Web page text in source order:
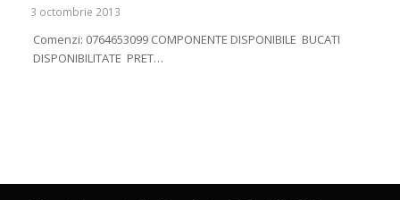
3 octombrie 2013
Comenzi: 0764653099 COMPONENTE DISPONIBILE BUCATI
DISPONIBILITATE PRET…